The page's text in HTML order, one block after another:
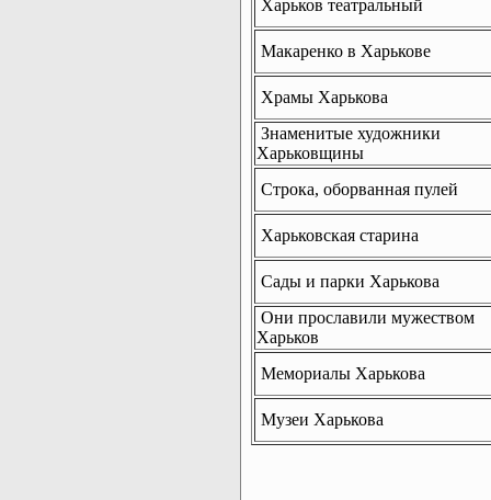
Харьков театральный
Макаренко в Харькове
Храмы Харькова
Знаменитые художники
Харьковщины
Строка, оборванная пулей
Харьковская старина
Сады и парки Харькова
Они прославили мужеством
Харьков
Мемориалы Харькова
Музеи Харькова